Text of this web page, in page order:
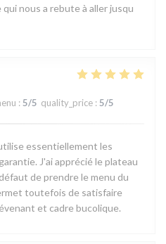
nous a rebute à aller jusqu
: 5/5 quality_price : 5/5
essentiellement les
J'ai apprécié le plateau
de prendre le menu du
toutefois de satisfaire
et cadre bucolique.